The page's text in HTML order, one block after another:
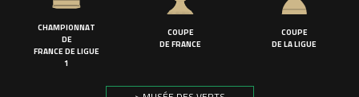
CHAMPIONNAT
DE
FRANCE DE LIGUE
1
COUPE
DE FRANCE
COUPE
DE LA LIGUE